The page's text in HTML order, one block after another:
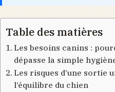
Table des matières
Les besoins canins :
dépasse la simple
Les risques d’une sortie
l’équilibre du chien